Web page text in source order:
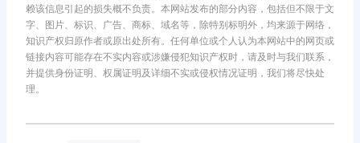
赖该信息引起的损失概不负责。本网站发布的部分内容，包括但不限于文
字、图片、标识、广告、商标、域名等，除特别标明外，均来源于网络，
知识产权归原作者或原出处所有。任何单位或个人认为本网站中的网页或
链接内容可能存在不实内容或涉嫌侵犯知识产权时，请及时与我们联系，
并提供身份证明、权属证明及详细不实或侵权情况证明，我们将尽快处
理。